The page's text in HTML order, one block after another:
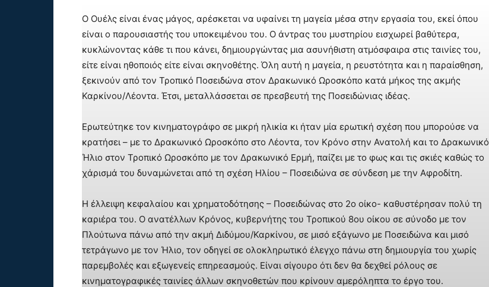
Ο Ουέλς είναι ένας μάγος, αρέσκεται να υφαίνει τη μαγεία μέσα στην εργασία του, εκεί όπου
είναι ο παρουσιαστής του υποκειμένου του. Ο άντρας του μυστηρίου εισχωρεί βαθύτερα,
κυκλώνοντας κάθε τι που κάνει, δημιουργώντας μια ασυνήθιστη ατμόσφαιρα στις ταινίες του,
είτε είναι ηθοποιός είτε είναι σκηνοθέτης. Όλη αυτή η μαγεία, η ρευστότητα και η παραίσθηση,
ξεκινούν από τον Τροπικό Ποσειδώνα στον Δρακωνικό Ωροσκόπο κατά μήκος της ακμής
Καρκίνου/Λέοντα. Έτσι, μεταλλάσσεται σε πρεσβευτή της Ποσειδώνιας ιδέας.
Ερωτεύτηκε τον κινηματογράφο σε μικρή ηλικία κι ήταν μία ερωτική σχέση που μπορούσε να
κρατήσει – με το Δρακωνικό Ωροσκόπο στο Λέοντα, τον Κρόνο στην Ανατολή και το Δρακωνικό
Ήλιο στον Τροπικό Ωροσκόπο με τον Δρακωνικό Ερμή, παίζει με το φως και τις σκιές καθώς το
χάρισμά του δυναμώνεται από τη σχέση Ηλίου – Ποσειδώνα σε σύνδεση με την Αφροδίτη.
Η έλλειψη κεφαλαίου και χρηματοδότησης – Ποσειδώνας στο 2ο οίκο- καθυστέρησαν πολύ τη
καριέρα του. Ο ανατέλλων Κρόνος, κυβερνήτης του Τροπικού 8ου οίκου σε σύνοδο με τον
Πλούτωνα πάνω από την ακμή Διδύμου/Καρκίνου, σε μισό εξάγωνο με Ποσειδώνα και μισό
τετράγωνο με τον Ήλιο, τον οδηγεί σε ολοκληρωτικό έλεγχο πάνω στη δημιουργία του χωρίς
παρεμβολές και εξωγενείς επηρεασμούς. Είναι σίγουρο ότι δεν θα δεχθεί ρόλους σε
κινηματογραφικές ταινίες άλλων σκηνοθετών που κρίνουν αμερόληπτα το έργο του.